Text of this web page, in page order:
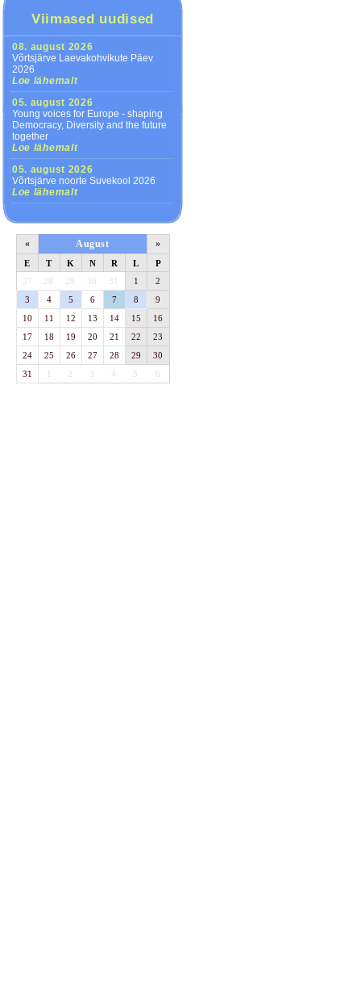
Viimased uudised
08. august 2026
Võrtsjärve Laevakohvikute Päev
2026
Loe lähemalt
05. august 2026
Young voices for Europe - shaping
Democracy, Diversity and the future
together
Loe lähemalt
05. august 2026
Võrtsjärve noorte Suvekool 2026
Loe lähemalt
« August »
E T K N R L
P
27
28 29 30 31 1
2
3
4 5 6 7 8
9
10
11 12 13 14 15
16
17
18 19 20 21 22
23
24
25 26 27 28 29
30
31
1 3 4 5 6